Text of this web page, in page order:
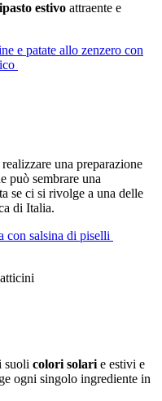
estivo attraente e
e patate allo zenzero con
una preparazione
può sembrare una
se ci si rivolge a una delle
di Italia.
con salsina di piselli
suoli colori solari e estivi e
ogni singolo ingrediente in